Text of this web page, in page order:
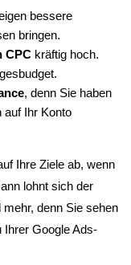
bessere
bringen.
CPC kräftig hoch.
, denn Sie haben
auf Ihr Konto
Ihre Ziele ab, wenn
lohnt sich der
mehr, denn Sie sehen
Google Ads-